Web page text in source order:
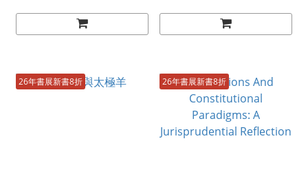
26年書展新書8折 26年書展新書8折